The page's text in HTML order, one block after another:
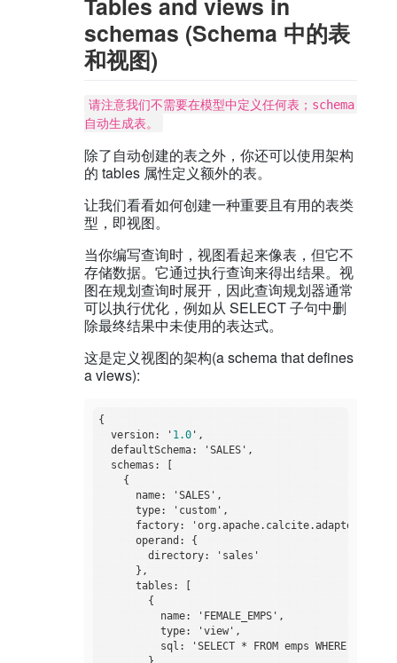
schemas (Schema 中的表
和视图)
请注意我们不需要在模型中定义任何表；schema
自动生成表。
除了自动创建的表之外，你还可以使用架构
的 tables 属性定义额外的表。
让我们看看如何创建一种重要且有用的表类
型，即视图。
当你编写查询时，视图看起来像表，但它不
存储数据。它通过执行查询来得出结果。视
图在规划查询时展开，因此查询规划器通常
可以执行优化，例如从 SELECT 子句中删
除最终结果中未使用的表达式。
这是定义视图的架构(a schema that defines
a views):
{
  version: '
1.0',
  defaultSchema: 'SALES',
  schemas: [
    {
      name: 'SALES',
      type: 'custom',
factory:
      operand: {
        directory: 'sales'
      },
      tables: [
        {
          name: 'FEMALE_EMPS',
          type: 'view',
sql: 'SELECT * FROM emps WHERE gender